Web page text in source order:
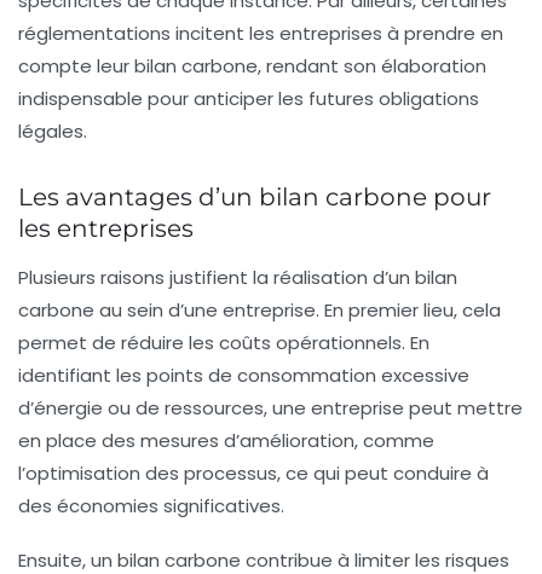
réglementations incitent les entreprises à prendre en
compte leurbilan carbone, rendant son élaboration
indispensable pour anticiper les futures obligations
légales.
Les avantages d’un bilan carbone pour
les entreprises
Plusieurs raisons justifient la réalisation d’un bilan
carbone au sein d’une entreprise. En premier lieu, cela
permet de réduire les coûts opérationnels. En
identifiant les points de consommation excessive
d’énergie ou de ressources, une entreprise peut mettre
en place des mesures d’amélioration, comme
l’optimisation des processus, ce qui peut conduire à
des économies significatives.
Ensuite, un bilan carbone contribue à limiter les risques